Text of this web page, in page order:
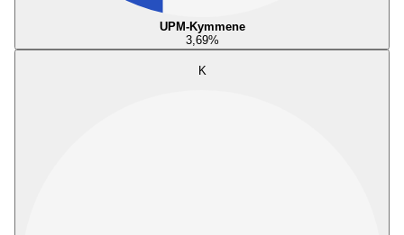
UPM-Kymmene
3,69%
K